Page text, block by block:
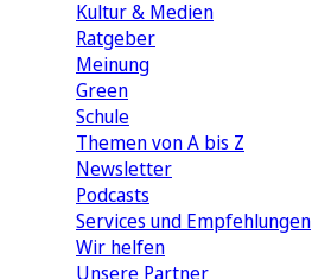
Kultur & Medien
Ratgeber
Meinung
Green
Schule
Themen von A bis Z
Newsletter
Podcasts
Services und Empfehlungen
Wir helfen
Unsere Partner